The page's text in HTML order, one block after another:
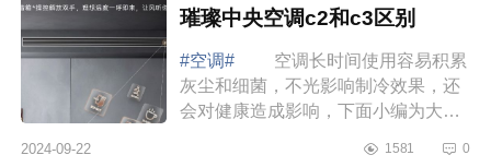
璀璨中央空调c2和c3区别
#空调#
空调长时间使用容易积累
灰尘和细菌，不光影响制冷效果，还
会对健康造成影响，下面小编为大家
璀璨中央空调c2和c3区别 海信璀
2024-09-22 1581 0